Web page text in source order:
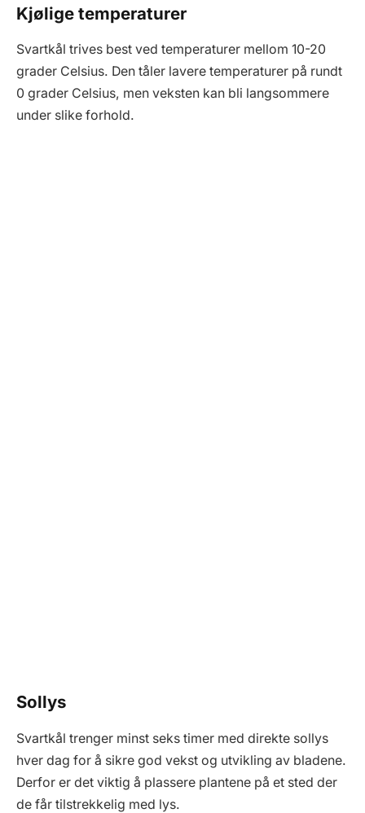
Kjølige temperaturer
Svartkål trives best ved temperaturer mellom 10-20
grader Celsius. Den tåler lavere temperaturer på rundt
0 grader Celsius, men veksten kan bli langsommere
under slike forhold.
Sollys
Svartkål trenger minst seks timer med direkte sollys
hver dag for å sikre god vekst og utvikling av bladene.
Derfor er det viktig å plassere plantene på et sted der
de får tilstrekkelig med lys.